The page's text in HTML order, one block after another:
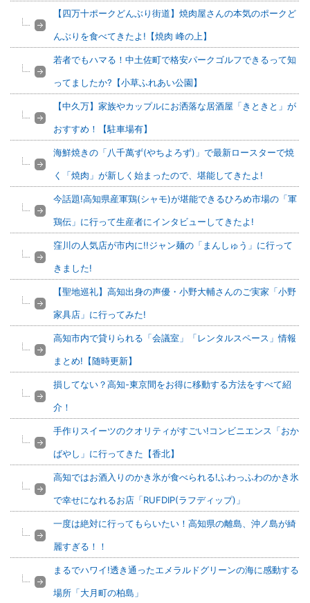
【四万十ポークどんぶり街道】焼肉屋さんの本気のポークど
んぶりを食べてきたよ!【焼肉 峰の上】
若者でもハマる！中土佐町で格安パークゴルフできるって知
ってましたか?【小草ふれあい公園】
【中久万】家族やカップルにお洒落な居酒屋「きときと」が
おすすめ！【駐車場有】
海鮮焼きの「八千萬ず(やちよろず)」で最新ロースターで焼
く「焼肉」が新しく始まったので、堪能してきたよ!
今話題!高知県産軍鶏(シャモ)が堪能できるひろめ市場の「軍
鶏伝」に行って生産者にインタビューしてきたよ!
窪川の人気店が市内に!!ジャン麺の「まんしゅう」に行って
きました!
【聖地巡礼】高知出身の声優・小野大輔さんのご実家「小野
家具店」に行ってみた!
高知市内で貸りられる「会議室」「レンタルスペース」情報
まとめ!【随時更新】
損してない？高知-東京間をお得に移動する方法をすべて紹
介！
手作りスイーツのクオリティがすごい!コンビニエンス「おか
ばやし」に行ってきた【香北】
高知ではお酒入りのかき氷が食べられる!ふわっふわのかき氷
で幸せになれるお店「RUFDIP(ラフディップ)」
一度は絶対に行ってもらいたい！高知県の離島、沖ノ島が綺
麗すぎる！！
まるでハワイ!透き通ったエメラルドグリーンの海に感動する
場所「大月町の柏島」